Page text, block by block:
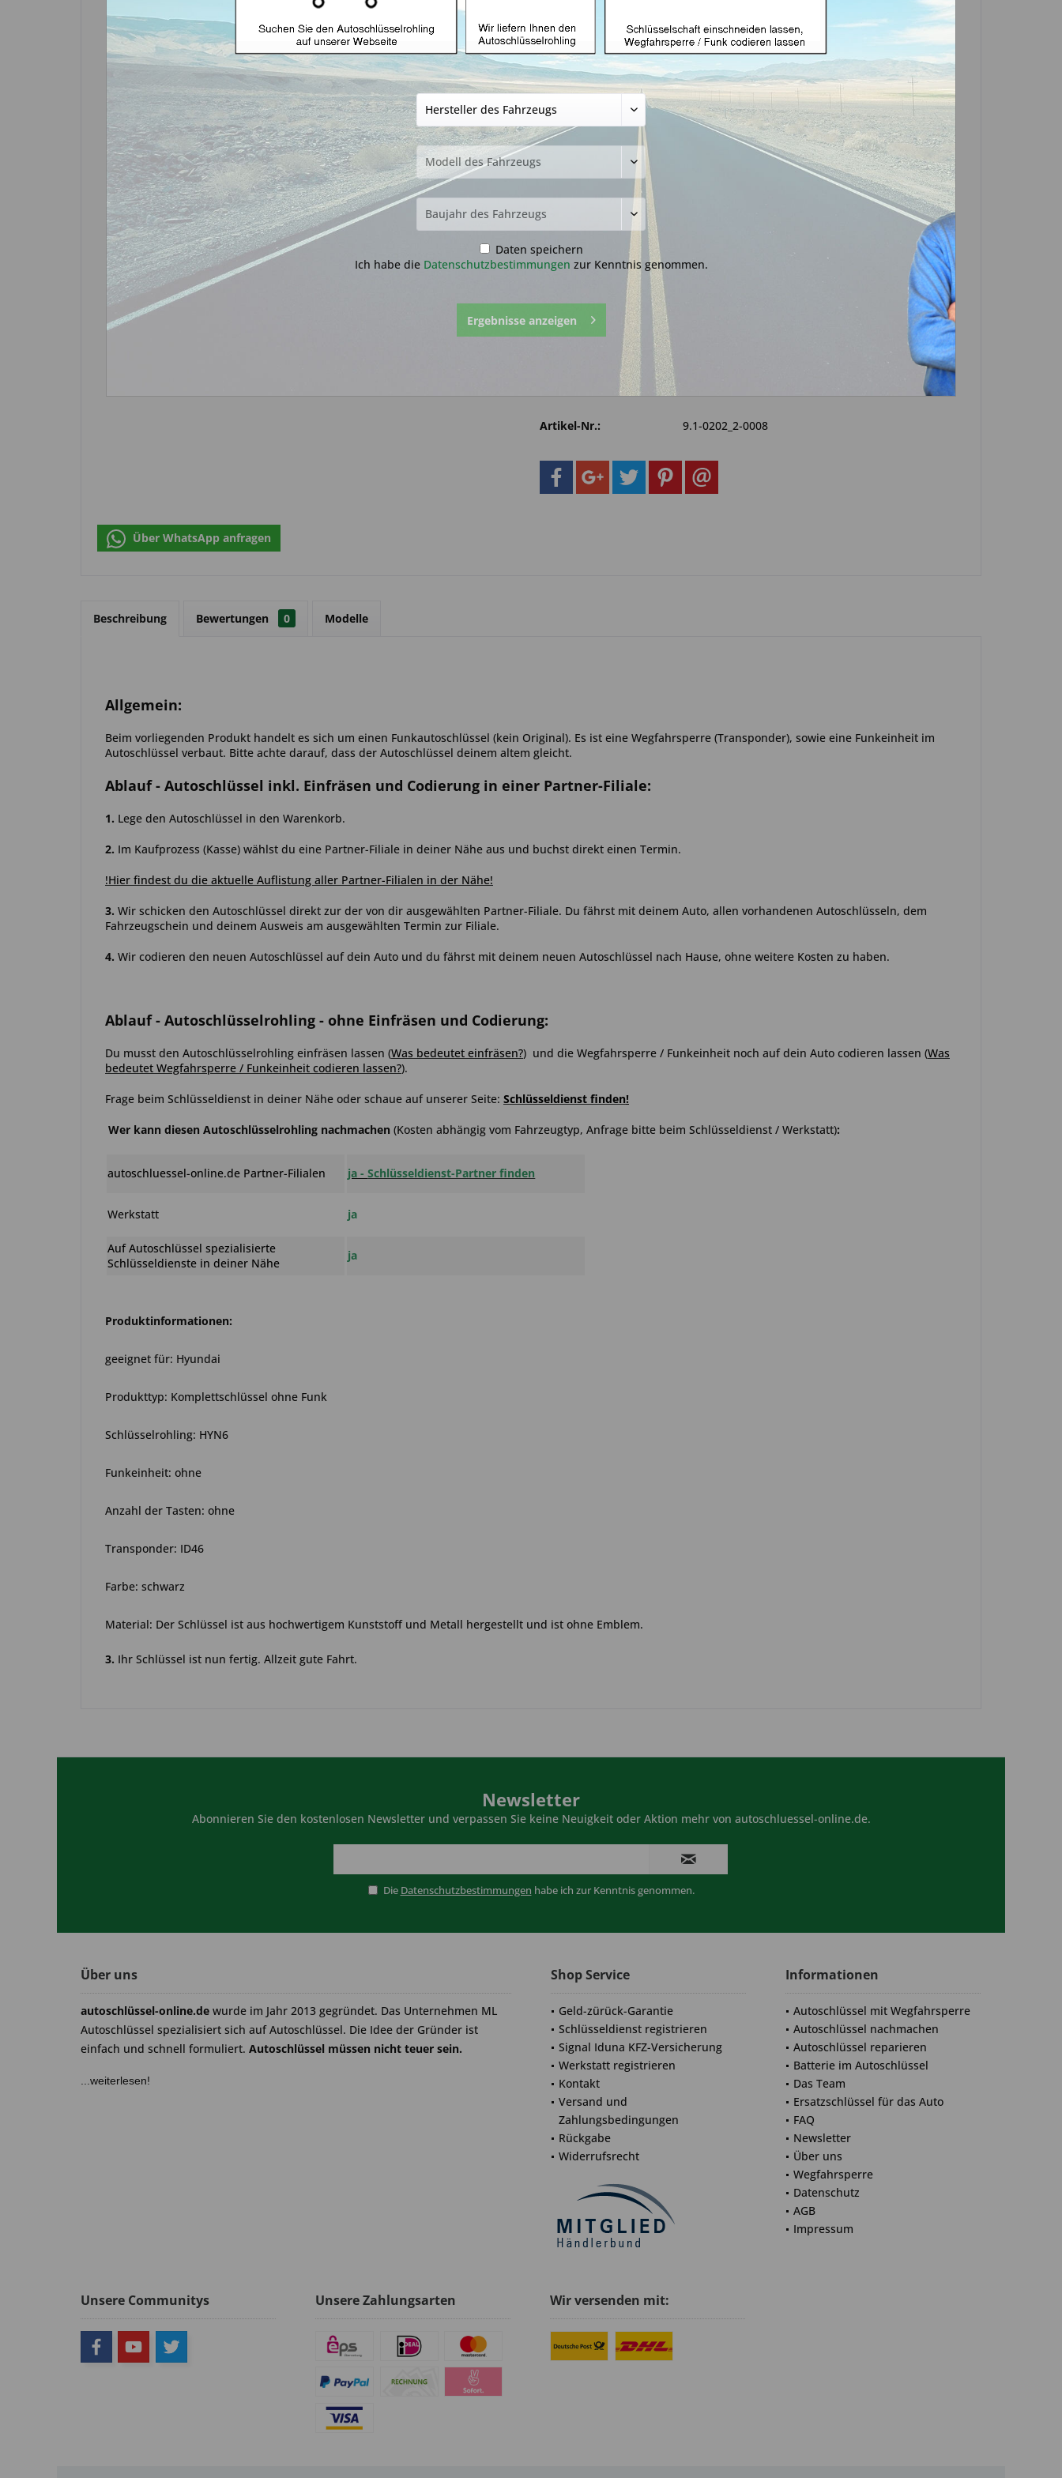
Hyundai mit ID46 und HYN6 (Aftermarket
Produkt)
34,99 € *
inkl. MwSt. zzgl. Versandkosten
Lieferzeit ca. 1-3 Werktage
NEU: Kompletten Autoschlüssel in einer Partner-Filiale deiner Nähe
nachmachen lassen:
Der genaue Ablauf befindet sich in der Beschreibung. Scrolle einfach
runter.
Fragen zum Artikel?
Artikel-Nr.: 9.1-0202_2-0008
Über WhatsApp anfragen
Beschreibung Bewertungen 0 Modelle
Allgemein:
Beim vorliegenden Produkt handelt es sich um einen Funkautoschlüssel (kein Original). Es ist eine Wegfahrsperre (Transponder), sowie eine Funkeinheit im
Autoschlüssel verbaut. Bitte achte darauf, dass der Autoschlüssel deinem altem gleicht.
Ablauf- Autoschlüssel inkl. Einfräsen und Codierung in einer Partner-Filiale:
1. Lege den Autoschlüssel in den Warenkorb.
2. Im Kaufprozess (Kasse) wählst du eine Partner-Filiale in deiner Nähe aus und buchst direkt einen Termin.
!Hier findest du die aktuelle Auflistung aller Partner-Filialen in der Nähe!
3. Wir schicken den Autoschlüssel direkt zur der von dir ausgewählten Partner-Filiale. Du fährst mit deinem Auto, allen vorhandenen Autoschlüsseln, dem
Fahrzeugschein und deinem Ausweis am ausgewählten Termin zur Filiale.
4. Wir codieren den neuen Autoschlüssel auf dein Auto und du fährst mit deinem neuen Autoschlüssel nach Hause, ohne weitere Kosten zu haben.
Ablauf- Autoschlüsselrohling - ohne Einfräsen und Codierung:
Du musst den Autoschlüsselrohling einfräsen lassen (Was bedeutet einfräsen?) und die Wegfahrsperre / Funkeinheit noch auf dein Auto codieren lassen (Was
bedeutet Wegfahrsperre / Funkeinheit codieren lassen?).
Frage beim Schlüsseldienst in deiner Nähe oder schaue auf unserer Seite: Schlüsseldienst finden!
Wer kann diesen Autoschlüsselrohling nachmachen (Kosten abhängig vom Fahrzeugtyp, Anfrage bitte beim Schlüsseldienst / Werkstatt):
autoschluessel-online.de Partner-Filialen ja -Schlüsseldienst-Partner finden
Werkstatt ja
Auf Autoschlüssel spezialisierte
Schlüsseldienste in deiner Nähe
ja
Produktinformationen:
geeignet für: Hyundai
Produkttyp: Komplettschlüssel ohne Funk
Schlüsselrohling: HYN6
Funkeinheit: ohne
Anzahl der Tasten: ohne
Transponder: ID46
Farbe: schwarz
Material: Der Schlüssel ist aus hochwertigem Kunststoff und Metall hergestellt und ist ohne Emblem.
3. Ihr Schlüssel ist nun fertig. Allzeit gute Fahrt.
Newsletter
Abonnieren Sie den kostenlosen Newsletter und verpassen Sie keine Neuigkeit oder Aktion mehr von autoschluessel-online.de.
Die Datenschutzbestimmungen habe ich zur Kenntnis genommen.
Über uns
autoschlüssel-online.de wurde im Jahr 2013 gegründet. Das Unternehmen ML
Autoschlüssel spezialisiert sich auf Autoschlüssel. Die Idee der Gründer ist
einfach und schnell formuliert. Autoschlüssel müssen nicht teuer sein.
...weiterlesen!
Shop Service
Geld-zürück-Garantie
Schlüsseldienst registrieren
Signal Iduna KFZ-Versicherung
Werkstatt registrieren
Kontakt
Versand und
Zahlungsbedingungen
Rückgabe
Widerrufsrecht
Informationen
Autoschlüssel mit Wegfahrsperre
Autoschlüssel nachmachen
Autoschlüssel reparieren
Batterie im Autoschlüssel
Das Team
Ersatzschlüssel für das Auto
FAQ
Newsletter
Über uns
Wegfahrsperre
Datenschutz
AGB
Impressum
Unsere Communitys Unsere Zahlungsarten Wir versenden mit:
Daten speichern
Ich habe die Datenschutzbestimmungen zur Kenntnis genommen.
Ergebnisse anzeigen